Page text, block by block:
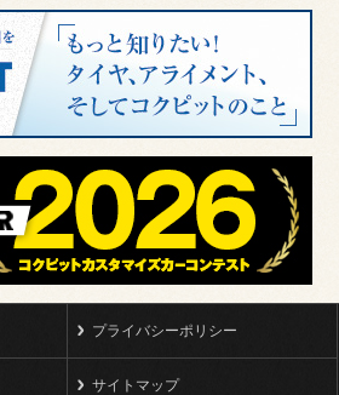
プライバシーポリシー
サイトマップ